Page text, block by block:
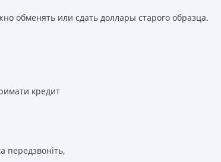
обменять или сдать доллары старого образца.
кредит
передзвоніть,